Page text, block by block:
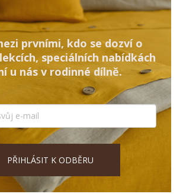
prvními, kdo se dozví o
speciálních nabídkách
u nás v rodinné dílně.
PŘIHLÁSIT K ODBĚRU